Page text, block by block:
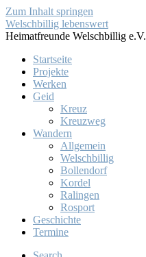
Zum Inhalt springen
Welschbillig lebenswert
Heimatfreunde Welschbillig e.V.
Startseite
Projekte
Werken
Geid
Kreuz
Kreuzweg
Wandern
Allgemein
Welschbillig
Bollendorf
Kordel
Ralingen
Rosport
Geschichte
Termine